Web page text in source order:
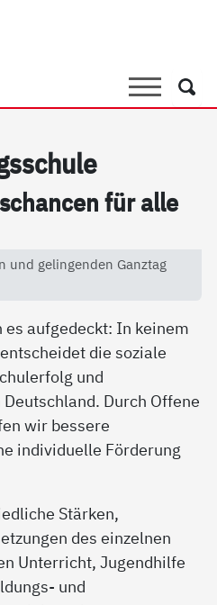
SucheSuche
für al­le
und gelingenden Ganztag
es aufgedeckt: In keinem
die soziale
und
Durch Offene
wir bessere
individuelle Förderung
Stärken,
des einzelnen
Unterricht, Jugendhilfe
und